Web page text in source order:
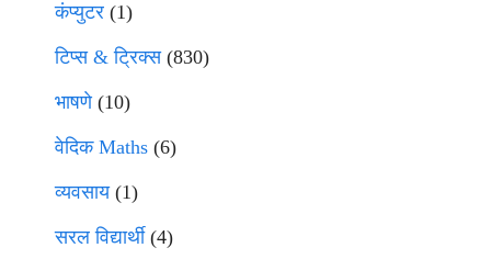
कंप्युटर (1)
टिप्स & ट्रिक्स(830)
भाषणे(10)
वेदिक Maths (6)
व्यवसाय(1)
सरल विद्यार्थी(4)